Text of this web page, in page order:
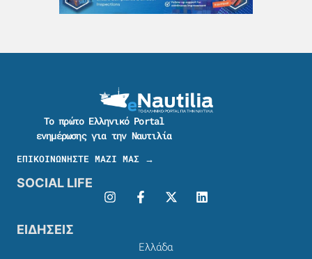
Το πρώτο Ελληνικό Portal
ενημέρωσης για την Ναυτιλία
ΕΠΙΚΟΙΝΩΝΗΣΤΕ ΜΑΖΙ ΜΑΣ →
SOCIAL LIFE
ΕΙΔΗΣΕΙΣ
Ελλάδα